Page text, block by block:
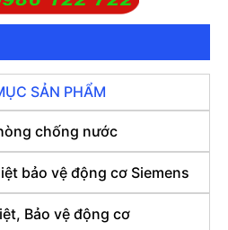
SẢN PHẨM
chống nước
bảo vệ động cơ Siemens
Bảo vệ động cơ